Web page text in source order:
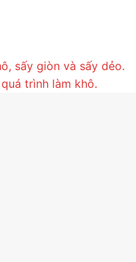
sấy giòn và sấy dẻo.
trình làm khô.